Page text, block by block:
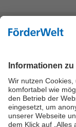
Vielzahl an
Eine